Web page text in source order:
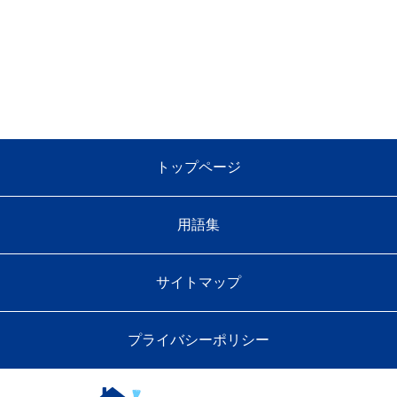
トップページ
用語集
サイトマップ
プライバシーポリシー